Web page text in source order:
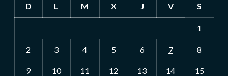
D L M X J V S
1
2 3 4 5 6 7 8
9 10 11 12 13 14 15